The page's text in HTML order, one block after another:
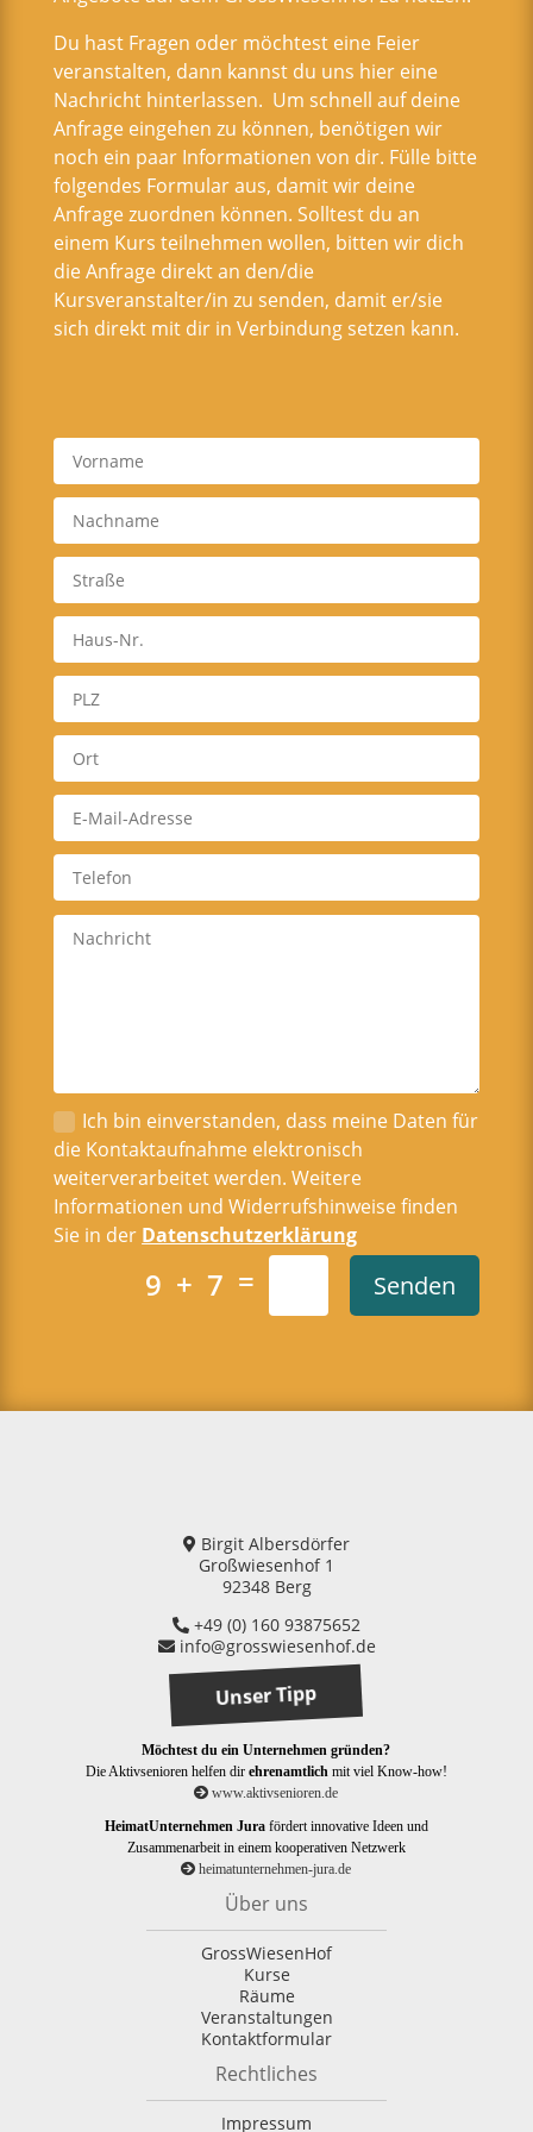
Du hast Fragen oder möchtest eine Feier
veranstalten, dann kannst du uns hier eine
Nachricht hinterlassen. Um schnell auf deine
Anfrage eingehen zu können, benötigen wir
noch ein paar Informationen von dir. Fülle bitte
folgendes Formular aus, damit wir deine
Anfrage zuordnen können. Solltest du an
einem Kurs teilnehmen wollen, bitten wir dich
die Anfrage direkt an den/die
Kursveranstalter/in zu senden, damit er/sie
sich direkt mit dir in Verbindung setzen kann.
Ich bin einverstanden, dass meine Daten für
die Kontaktaufnahme elektronisch
weiterverarbeitet werden. Weitere
Informationen und Widerrufshinweise finden
Sie in der Datenschutzerklärung
9 + 7 = Senden
Birgit Albersdörfer
Großwiesenhof 1
92348 Berg
+49 (0) 160 93875652
info@grosswiesenhof.de
Unser Tipp
Möchtest du ein Unternehmen gründen?
Die Aktivsenioren helfen dir ehrenamtlichmit viel Know-how!
www.aktivsenioren.de
HeimatUnternehmen Jura fördert innovative Ideen und
Zusammenarbeit in einem kooperativen Netzwerk
heimatunternehmen-jura.de
Über uns
GrossWiesenHof
Kurse
Räume
Veranstaltungen
Kontaktformular
Rechtliches
Impressum